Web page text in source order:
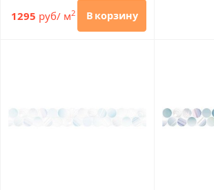
1295 руб/ м2 В корзину